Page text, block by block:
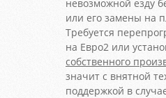
невозможной езду
или его замены на
Требуется
на Евро2 или
собственного
значит с внятной
поддержкой в